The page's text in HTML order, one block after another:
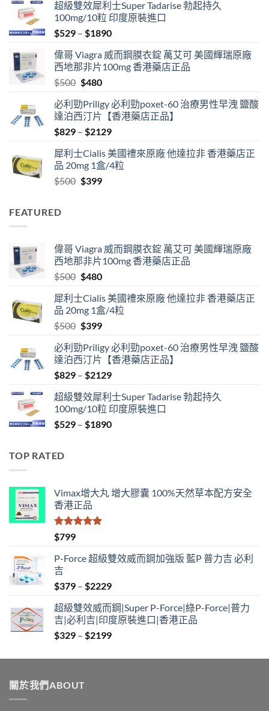
超級雙效犀利士Super Tadarise 勃起持久
100mg/10粒 印度原裝進口
$529 – $1890Price
$529
through
偉哥 Viagra 威而鋼膜衣錠 萬艾可 美國輝瑞原廠
西地那非片100mg 香港藥店正品
$500 Original
was:
$500.
$480Current
is:
$480.
必利勁Priligy 必利勁poxet-60 治療男性早洩 鹽酸
達泊西汀片【香港藥店正品】
$829 – $2129Price
$829
through
犀利士Cialis 美國禮來原廠 他達拉非 香港藥店正
品 20mg 1盒/4粒
$500 Original
$399Current
FEATURED
偉哥 Viagra 威而鋼膜衣錠 萬艾可 美國輝瑞原廠
西地那非片100mg 香港藥店正品
$500 Original
was:
$500.
$480Current
is:
$480.
犀利士Cialis 美國禮來原廠 他達拉非 香港藥店正
品 20mg 1盒/4粒
$500 Original
was:
$500.
$399Current
is:
$399.
必利勁Priligy 必利勁poxet-60 治療男性早洩 鹽酸
達泊西汀片【香港藥店正品】
$829 – $2129Price
$829
through
$2129
超級雙效犀利士Super Tadarise 勃起持久
100mg/10粒 印度原裝進口
$529 – $1890Price
TOP RATED
Vimax增大丸 增大膠囊 100%天然草本配方安全
香港正品
評分
滿分 5
$799
P-Force 超級雙效威而鋼加強版 藍P 普力吉 必利
吉
$379 – $2229Price
$379
through
$2229
超級雙效威而鋼|Super P-Force|綠P-Force|普力
吉|必利吉|印度原裝進口|香港正品
$329 – $2199Price
$329
關於我們ABOUT